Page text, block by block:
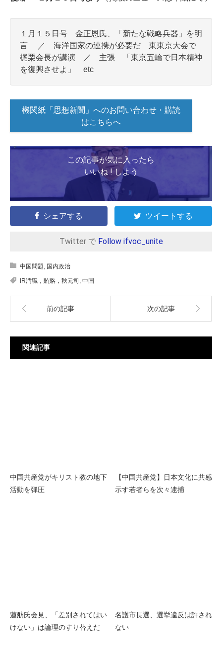
１月１５日号 金正恩氏、「新たな戦略兵器」を明
言 ／ 海洋国家の連携が必要だ 東東京大会で
梶栗会長が講演 ／ 主張
「東京五輪で日本精神
を復興させよ」 etc
機関紙「思想新聞」へのお問い合わせ・購読
はこちらへ
この記事が気に入ったら
いいね ! しよう
シェアする ツイートする
Twitter で Follow ifvoc_unite
中国問題, 国内政治
IR汚職，賄賂，秋元司 , 中国
前の記事 次の記事
関連記事
中国共産党がキリスト教の地下
活動を弾圧
【中国共産党】日本文化に共感
示す若者らを次々逮捕
蓮舫氏会見、「差別されてはい
けない」は論理のすり替えだ
名護市長選、選挙違反は許され
ない